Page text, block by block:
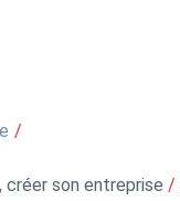
/
créer son entreprise /